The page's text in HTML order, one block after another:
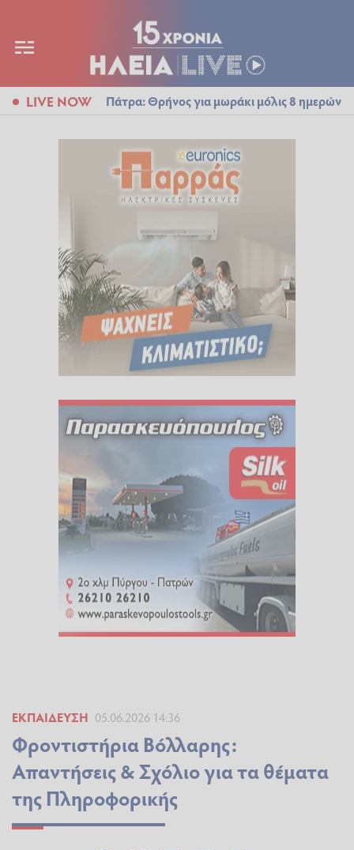
LIVE NOW Πάτρα: Θρήνος για μωράκι μόλις 8 ημερών
ΕΚΠΑΊΔΕΥΣΗ 05.06.2026 14:36
Φροντιστήρια Βόλλαρης:
Απαντήσεις & Σχόλιο για τα θέματα
της Πληροφορικής